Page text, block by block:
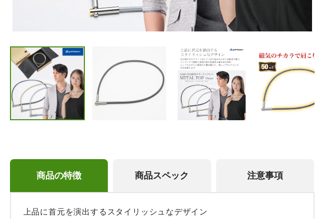
商品の特徴 商品スペック 注意事項
上品に首元を演出するスタイリッシュなデザイン